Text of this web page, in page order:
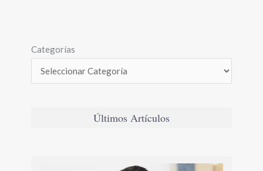
Categorías
Últimos Artículos